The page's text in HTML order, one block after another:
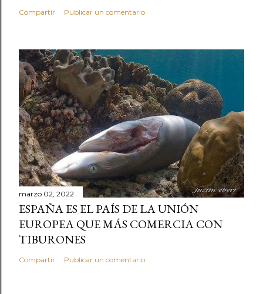
Compartir Publicar un comentario
marzo 02, 2022
ESPAÑA ES EL PAÍS DE LA UNIÓN
EUROPEA QUE MÁS COMERCIA CON
TIBURONES
Compartir Publicar un comentario